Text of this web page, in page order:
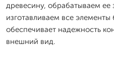
древесину, обрабатываем
изготавливаем все
обеспечивает надежность
внешний вид.